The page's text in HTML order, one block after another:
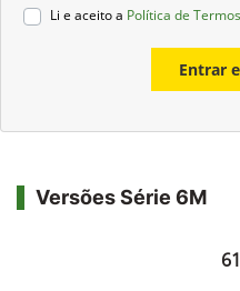
Li e aceito a Política de
Entrar
Versões Série 6M